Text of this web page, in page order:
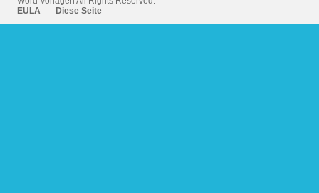
EULA
Diese Seite